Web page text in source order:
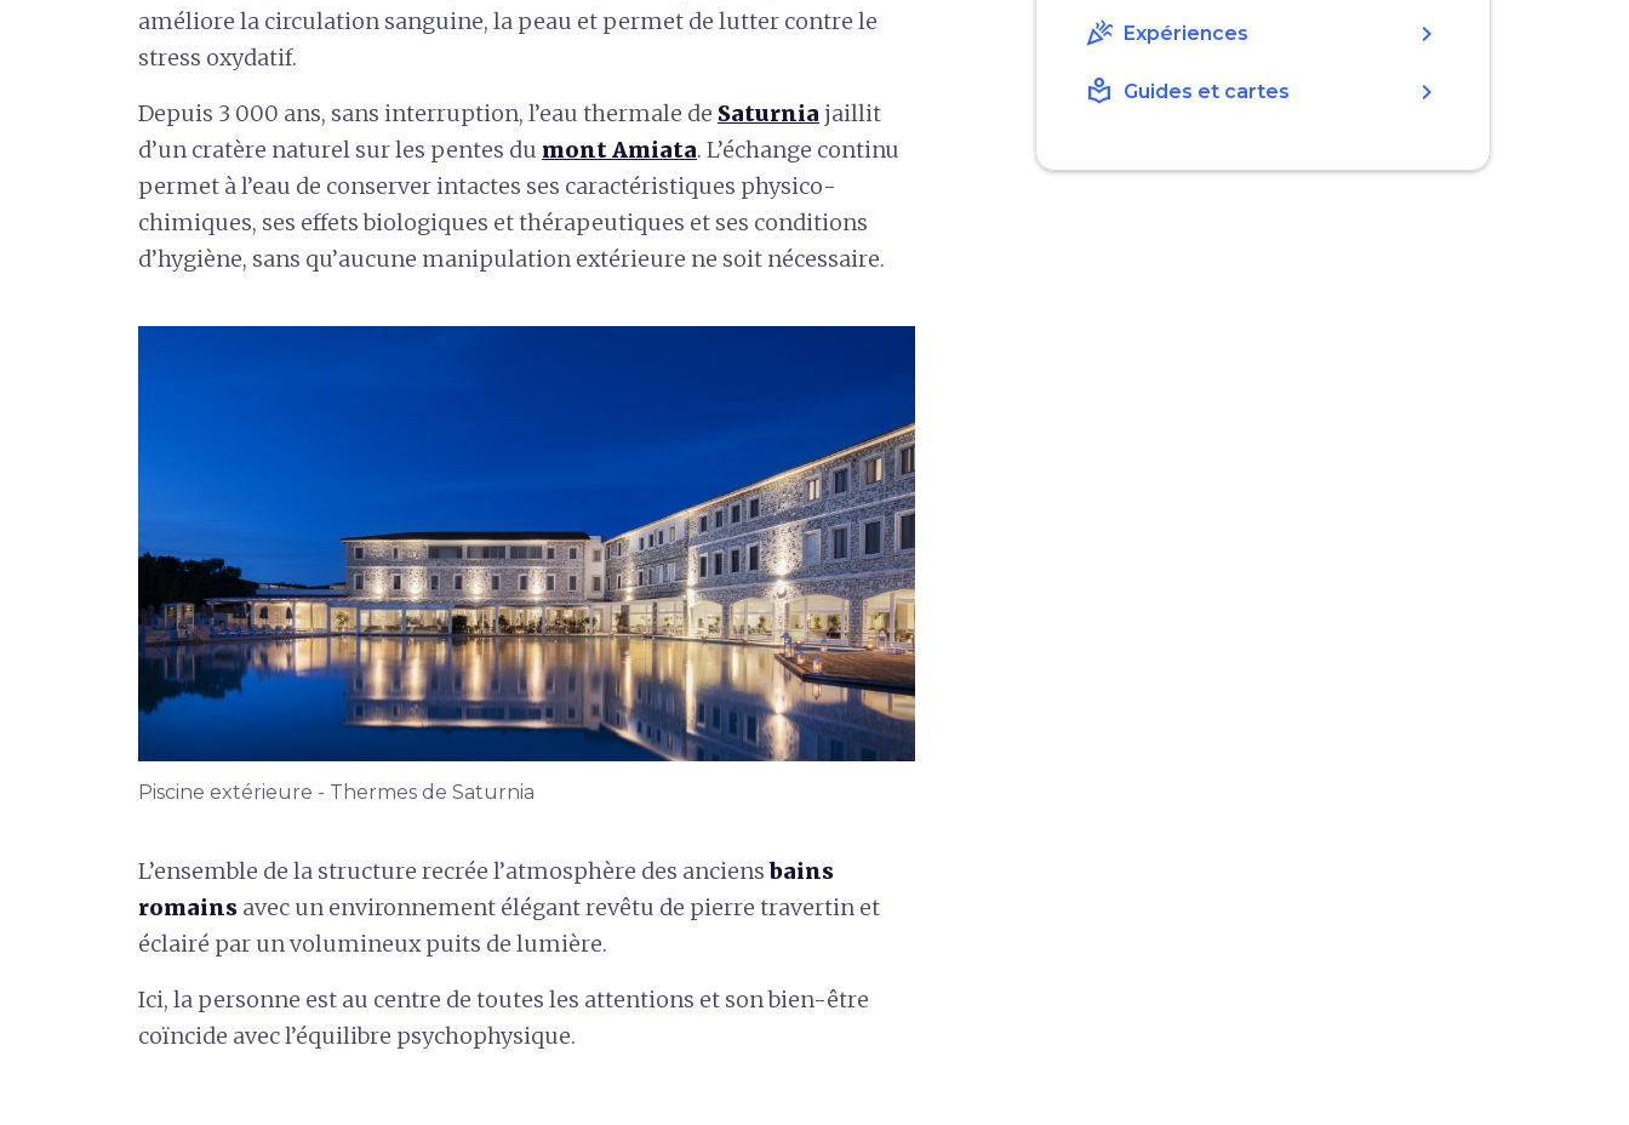
améliore la circulation sanguine, la peau et permet de lutter contre le
stress oxydatif.
Depuis 3 000 ans, sans interruption, l’eau thermale de Saturnia jaillit
d’un cratère naturel sur les pentes du mont Amiata. L’échange continu
permet à l’eau de conserver intactes ses caractéristiques physico-
chimiques, ses effets biologiques et thérapeutiques et ses conditions
d’hygiène, sans qu’aucune manipulation extérieure ne soit nécessaire.
Piscine extérieure - Thermes de Saturnia
L’ensemble de la structure recrée l’atmosphère des anciensbains
romains avec un environnement élégant revêtu de pierre travertin et
éclairé par un volumineux puits de lumière.
Ici, la personne est au centre de toutes les attentions et son bien-être
coïncide avec l’équilibre psychophysique.
celebration Expériences chevron_right
local_library Guides et cartes chevron_right